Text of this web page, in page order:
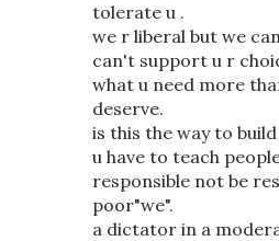
tolerate u .
we r liberal but we
can't support u r
what u need more
deserve.
is this the way to
u have to teach
responsible not be
poor"we".
a dictator in a